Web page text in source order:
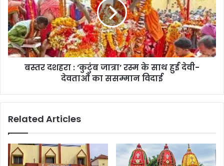
बस्तर दशहरा : ‘कुटुंब जात्रा’ रस्म के साथ हुई देवी-
देवताओं का ससम्मान विदाई
Related Articles